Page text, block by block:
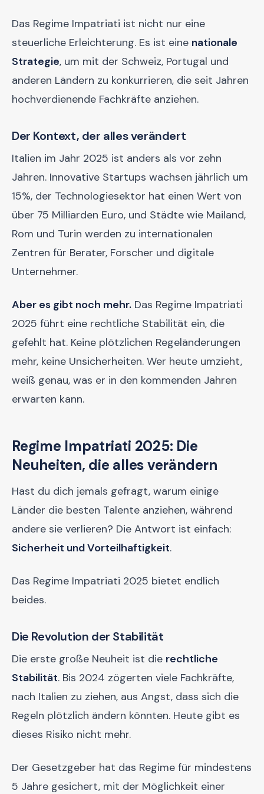
Das Regime Impatriati ist nicht nur eine
steuerliche Erleichterung. Es ist eine nationale
Strategie, um mit der Schweiz, Portugal und
anderen Ländern zu konkurrieren, die seit Jahren
hochverdienende Fachkräfte anziehen.
Der Kontext, der alles verändert
Italien im Jahr 2025 ist anders als vor zehn
Jahren. Innovative Startups wachsen jährlich um
15%, der Technologiesektor hat einen Wert von
über 75 Milliarden Euro, und Städte wie Mailand,
Rom und Turin werden zu internationalen
Zentren für Berater, Forscher und digitale
Unternehmer.
Aber es gibt noch mehr. Das Regime Impatriati
2025 führt eine rechtliche Stabilität ein, die
gefehlt hat. Keine plötzlichen Regeländerungen
mehr, keine Unsicherheiten. Wer heute umzieht,
weiß genau, was er in den kommenden Jahren
erwarten kann.
Regime Impatriati 2025: Die
Neuheiten, die alles verändern
Hast du dich jemals gefragt, warum einige
Länder die besten Talente anziehen, während
andere sie verlieren? Die Antwort ist einfach:
Sicherheit und Vorteilhaftigkeit.
Das Regime Impatriati 2025 bietet endlich
beides.
Die Revolution der Stabilität
Die erste große Neuheit ist die rechtliche
Stabilität. Bis 2024 zögerten viele Fachkräfte,
nach Italien zu ziehen, aus Angst, dass sich die
Regeln plötzlich ändern könnten. Heute gibt es
dieses Risiko nicht mehr.
Der Gesetzgeber hat das Regime für mindestens
5 Jahre gesichert, mit der Möglichkeit einer